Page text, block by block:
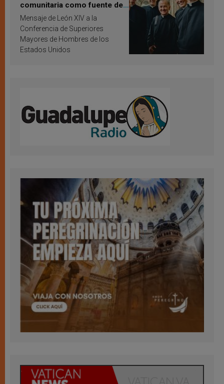
comunitaria como fuente de
inspiración y santificación
Mensaje de León XIV a la
Conferencia de Superiores
Mayores de Hombres de los
Estados Unidos